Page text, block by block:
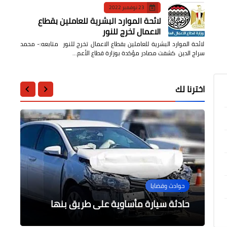
23 نوفمبر 2022
لائحة الموارد البشرية للعاملين بقطاع
الاعمال تخرج للنور
لائحة الموارد البشرية للعاملين بقطاع الاعمال تخرج للنور متابعه:- محمد
سراج الدين كشفت مصادر مؤكدة بوزارة قطاع الأعم…
اخترنا لك
حوادث وقضايا
حادثة سيارة مأساوية على طريق بنها
اقتصاد وأعمال
وزير قطاع الاعمال يلتقي بمدير المكتب
الأقليمي لشركات الطاقة الروسية
الثقافة
محافظ دمياط ورئيس هيئة الكتاب
يفتتحان معرض رأس البر للكتاب
أخبار مصر
وزيرة التنمية المحلية تصدر حركة
المحليات الجديدة
سياسة
البيان التأسيسي للتحالف الدولي
للمصريين بالخارج